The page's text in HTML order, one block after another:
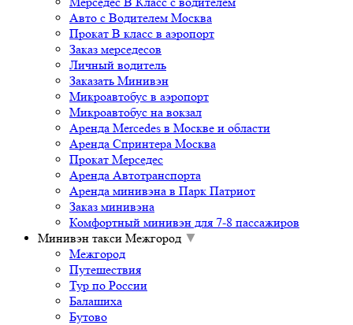
Авто с Водителем Москва
Прокат В класс в аэропорт
Заказ мерседесов
Личный водитель
Заказать Минивэн
Микроавтобус в аэропорт
Микроавтобус на вокзал
Аренда Mercedes в Москве и области
Аренда Спринтера Москва
Прокат Мерседес
Аренда Автотранспорта
Аренда минивэна в Парк Патриот
Заказ минивэна
Комфортный минивэн для 7-8 пассажиров
Минивэн такси Межгород ▼
Межгород
Путешествия
Тур по России
Балашиха
Бутово